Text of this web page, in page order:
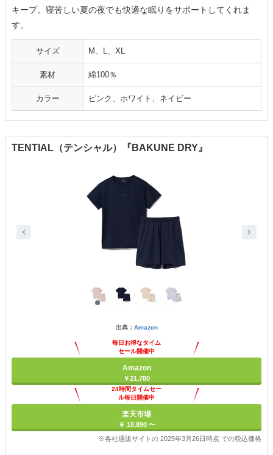
キープ。寝苦しい夏の夜でも快適な眠りをサポートしてくれま
す。
サイズ M、L、XL
素材 綿100％
カラー ピンク、ホワイト、ネイビー
TENTIAL（テンシャル）『BAKUNE DRY』
出典： Amazon
毎日お得なタイム
セール開催中
Amazon
￥21,780
24時間タイムセー
ル毎日開催中
楽天市場
￥ 10,890 〜
※各社通販サイトの 2025年3月26日時点 での税込価格